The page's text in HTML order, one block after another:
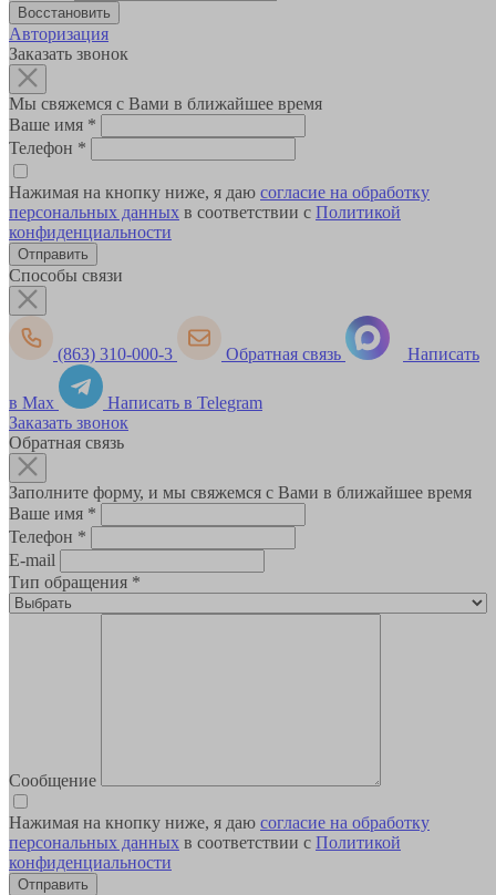
Авторизация
Заказать звонок
Мы свяжемся с Вами в ближайшее время
Ваше имя *
Телефон *
Нажимая на кнопку ниже, я даю согласие на обработку
персональных данных в соответствии с Политикой
конфиденциальности
Способы связи
(863) 310-000-3 Обратная связь Написать
в Max
Написать в Telegram
Заказать звонок
Обратная связь
Заполните форму, и мы свяжемся с Вами в ближайшее время
Ваше имя *
Телефон *
E-mail
Тип обращения *
Сообщение
Нажимая на кнопку ниже, я даю согласие на обработку
персональных данных в соответствии с Политикой
конфиденциальности